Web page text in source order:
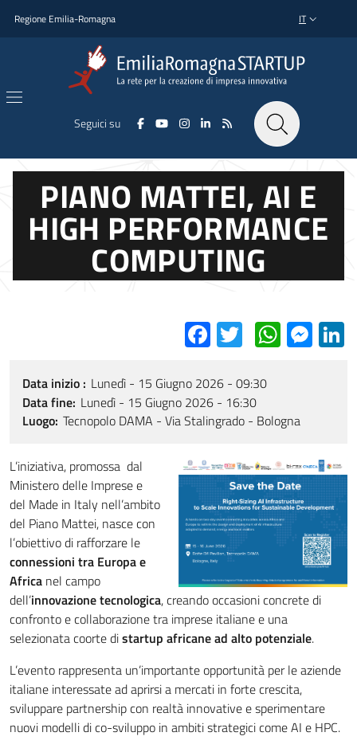
Regione Emilia-Romagna SELETTORE
IT
Seguici su
PIANO MATTEI, AI E
HIGH PERFORMANCE
COMPUTING
Facebook
Twitter
Data inizio
Lunedì - 15 Giugno 2026 - 09:30
Data fine Lunedì - 15 Giugno 2026 - 16:30
Luogo Tecnopolo DAMA - Via Stalingrado - Bologna
L’iniziativa, promossa dal
Ministero delle Imprese e
del Made in Italy nell’ambito
del Piano Mattei, nasce con
l’obiettivo di rafforzare le
connessioni tra Europa e
Africa nel campo
dell’innovazione tecnologica, creando occasioni concrete di
confronto e collaborazione tra imprese italiane e una
selezionata coorte distartup africane ad alto potenziale.
L’evento rappresenta un’importante opportunità per le aziende
italiane interessate ad aprirsi a mercati in forte crescita,
sviluppare partnership con realtà innovative e sperimentare
nuovi modelli di co-sviluppo in ambiti strategici come AI e HPC.